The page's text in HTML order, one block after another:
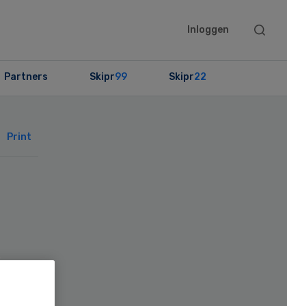
Inloggen
Search
Partners Skipr99 Skipr22
Print